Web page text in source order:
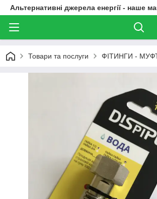
Альтернативні джерела енергії - наше
Товари та послуги ФІТИНГИ -